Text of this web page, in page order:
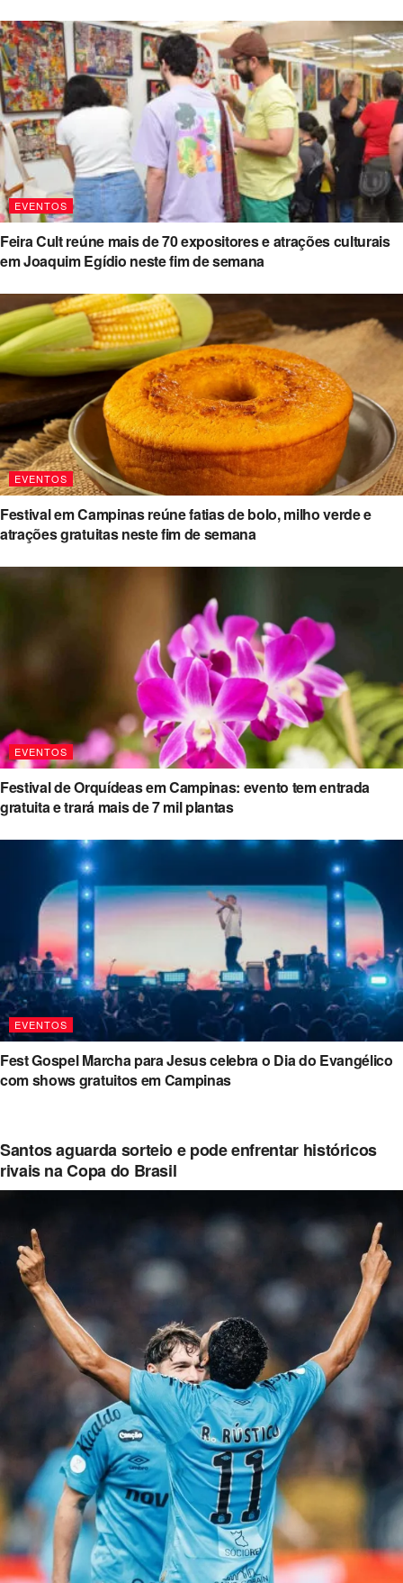
EVENTOS
Feira Cult reúne mais de 70 expositores e atrações culturais
em Joaquim Egídio neste fim de semana
EVENTOS
Festival em Campinas reúne fatias de bolo, milho verde e
atrações gratuitas neste fim de semana
EVENTOS
Festival de Orquídeas em Campinas: evento tem entrada
gratuita e trará mais de 7 mil plantas
EVENTOS
Fest Gospel Marcha para Jesus celebra o Dia do Evangélico
com shows gratuitos em Campinas
Santos aguarda sorteio e pode enfrentar históricos
rivais na Copa do Brasil